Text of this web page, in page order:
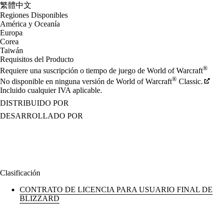
繁體中文
Regiones Disponibles
América y Oceanía
Europa
Corea
Taiwán
Requisitos del Producto
Requiere una suscripción o tiempo de juego de World of Warcraft®
No disponible en ninguna versión de World of Warcraft® Classic.
Incluido cualquier IVA aplicable.
DISTRIBUIDO POR
DESARROLLADO POR
Clasificación
CONTRATO DE LICENCIA PARA USUARIO FINAL DE
BLIZZARD